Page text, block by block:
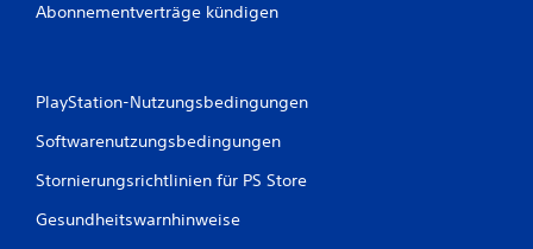
Abonnementverträge kündigen
PlayStation-Nutzungsbedingungen
Softwarenutzungsbedingungen
Stornierungsrichtlinien für PS Store
Gesundheitswarnhinweise